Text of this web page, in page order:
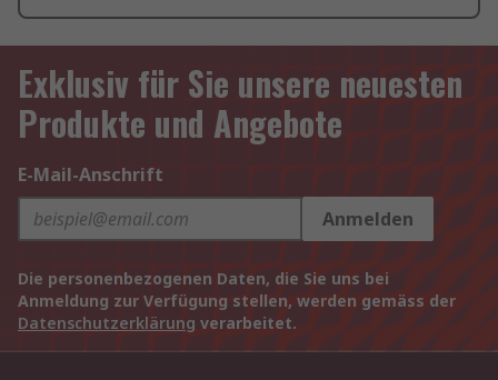
Exklusiv für Sie unsere neuesten
Produkte und Angebote
E-Mail-Anschrift
Anmelden
Die personenbezogenen Daten, die Sie uns bei
Anmeldung zur Verfügung stellen, werden gemäss der
Datenschutzerklärung verarbeitet.